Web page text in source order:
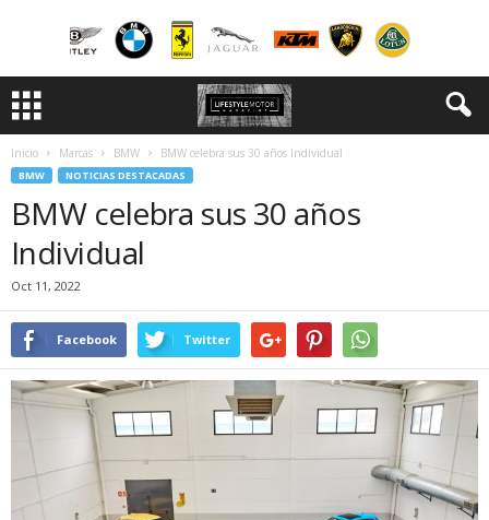
Inicio Marcas BMW BMW celebra sus 30 años Individual
BMW NOTICIAS DESTACADAS
BMW celebra sus 30 años
Individual
Oct 11, 2022
Facebook Twitter